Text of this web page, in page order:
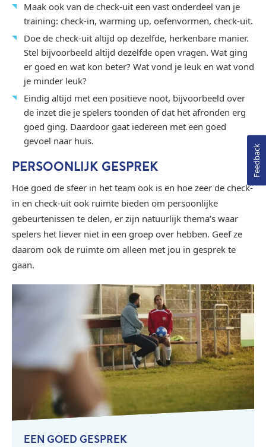
Maak ook van de check-uit een vast onderdeel van je
training: check-in, warming up, oefenvormen, check-uit.
Doe de check-uit altijd op dezelfde, herkenbare manier.
Stel bijvoorbeeld altijd dezelfde open vragen. Wat ging
er goed en wat kon beter? Wat vond je leuk en wat vond
je minder leuk?
Eindig altijd met een positieve noot, bijvoorbeeld over
de inzet die je spelers toonden of dat het afronden erg
goed ging. Daardoor gaat iedereen met een goed
gevoel naar huis.
PERSOONLIJK GESPREK
Hoe goed de sfeer in het team ook is en hoe zeer de check-
in en check-uit ook ruimte bieden om persoonlijke
gebeurtenissen te delen, er zijn natuurlijk thema’s waar
spelers het liever niet in een groep over hebben. Geef ze
daarom ook de ruimte om alleen met jou in gesprek te
gaan.
EEN GOED GESPREK
Feedback